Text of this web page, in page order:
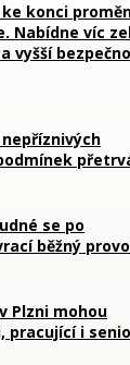
konci
Nabídne víc
vyšší
se po
běžný
Plzni mohou
pracující i